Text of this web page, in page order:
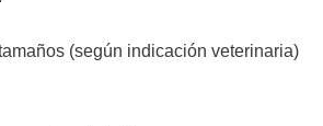
(según indicación veterinaria)